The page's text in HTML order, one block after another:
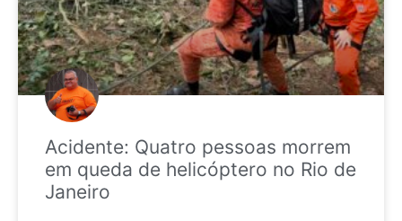
Acidente: Quatro pessoas morrem
em queda de helicóptero no Rio de
Janeiro